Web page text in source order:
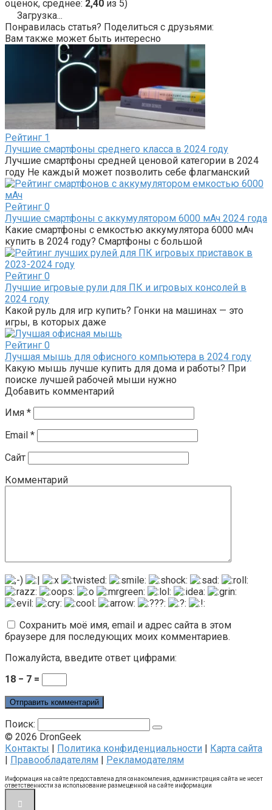
оценок, среднее: 2,40 из 5)
Загрузка...
Понравилась статья? Поделиться с друзьями:
Вам также может быть интересно
Рейтинг 1
Лучшие смартфоны среднего класса в 2024 году
Лучшие смартфоны средней ценовой категории в 2024
году Не каждый может позволить себе флагманский
Рейтинг 0
Лучшие смартфоны с аккумулятором 6000 мАч 2024 года
Какие смартфоны с емкостью аккумулятора 6000 мАч
купить в 2024 году? Смартфоны с большой
Рейтинг 0
Лучшие игровые рули для ПК и игровых консолей в
2024 году
Какой руль для игр купить? Гонки на машинах — это
игры, в которых даже
Рейтинг 0
Лучшая мышь для офисного компьютера в 2024 году
Какую мышь лучше купить для дома и работы? При
поиске лучшей рабочей мыши нужно
Добавить комментарий
Имя *
Email *
Сайт
Комментарий
Сохранить моё имя, email и адрес сайта в этом
браузере для последующих моих комментариев.
Пожалуйста, введите ответ цифрами:
18 − 7 =
Поиск:
© 2026 DronGeek
Контакты
Политика конфиденциальности
Карта сайта
Правообладателям Рекламодателям
Информация на сайте предоставлена для ознакомления, администрация сайта не несет
ответственности за использование размещенной на сайте информации